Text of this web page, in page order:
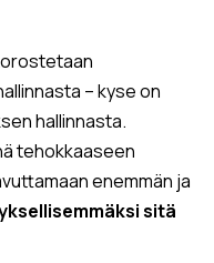
– kyse on
hallinnasta.
tehokkaaseen
enemmän ja
sitä